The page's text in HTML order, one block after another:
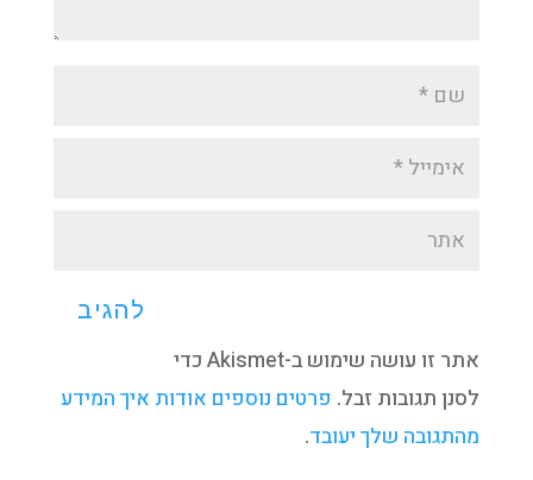
אתר זו עושה שימוש ב-Akismet כדי
לסנן תגובות זבל. פרטים נוספים אודות איך המידע
מהתגובה שלך יעובד.